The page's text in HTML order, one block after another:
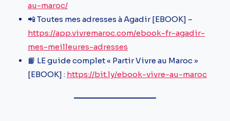
au-maroc/
📲 Toutes mes adresses à Agadir [EBOOK] –
https://app.vivremaroc.com/ebook-fr-agadir-
mes-meilleures-adresses
📙 LE guide complet « Partir Vivre au Maroc »
[EBOOK] : https://bit.ly/ebook-vivre-au-maroc